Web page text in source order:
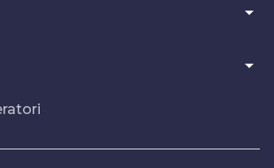
arrow_drop_down
arrow_drop_down